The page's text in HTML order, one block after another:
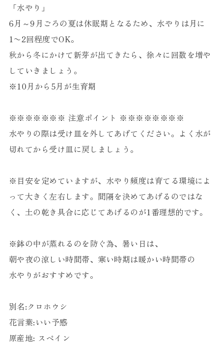
「水やり」
6月～9月ごろの夏は休眠期となるため、水やりは月に
1〜2回程度でOK。
秋から冬にかけて新芽が出てきたら、徐々に回数を増や
していきましょう。
※10月から5月が生育期
※※※※※※※ 注意ポイント ※※※※※※※※
水やりの際は受け皿を外してあげてください。よく水が
切れてから受け皿に戻しましょう。
※目安を定めていますが、水やり頻度は育てる環境によ
って大きく左右します。間隔を決めてあげるのではな
く、土の乾き具合に応じてあげるのが1番理想的です。
※鉢の中が蒸れるのを防ぐ為、暑い日は、
朝や夜の涼しい時間帯、寒い時期は暖かい時間帯の
水やりがおすすめです。
別名:クロホウシ
花言葉:いい予感
原産地: スペイン